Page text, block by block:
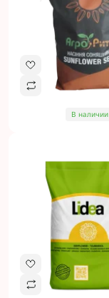
В наличии